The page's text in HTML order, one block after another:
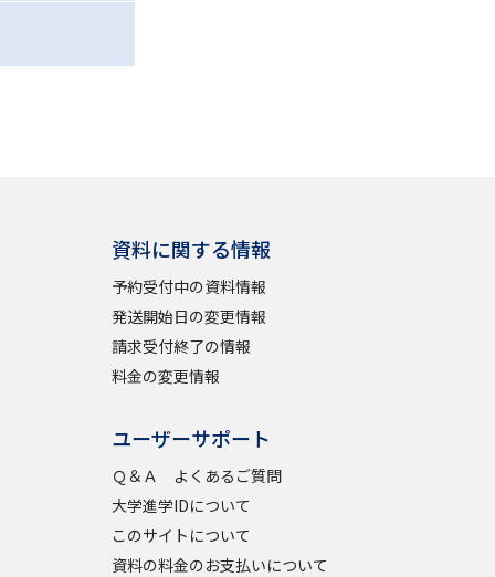
資料に関する情報
予約受付中の資料情報
発送開始日の変更情報
請求受付終了の情報
料金の変更情報
ユーザーサポート
Ｑ＆Ａ よくあるご質問
大学進学IDについて
このサイトについて
資料の料金のお支払いについて